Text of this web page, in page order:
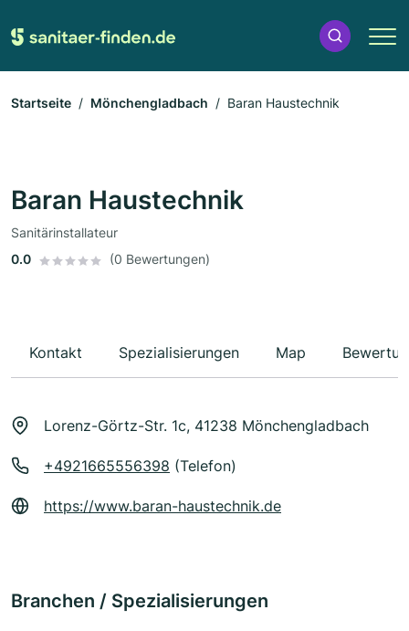
Startseite Mönchengladbach Baran Haustechnik
Baran Haustechnik
Sanitärinstallateur
0.0
(0 Bewertungen)
Kontakt Spezialisierungen Map
Lorenz-Görtz-Str. 1c, 41238 Mönchengladbach
+4921665556398 (Telefon)
https://www.baran-haustechnik.de
Branchen / Spezialisierungen